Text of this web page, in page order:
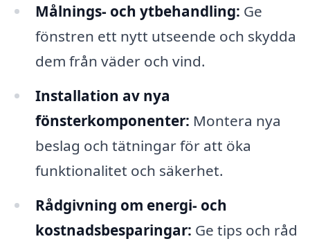
Målnings- och ytbehandling: Ge
fönstren ett nytt utseende och skydda
dem från väder och vind.
Installation av nya
fönsterkomponenter: Montera nya
beslag och tätningar för att öka
funktionalitet och säkerhet.
Rådgivning om energi- och
kostnadsbesparingar: Ge tips och råd